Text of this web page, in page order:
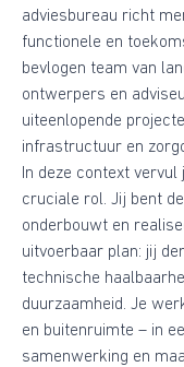
adviesbureau richt
functionele en
bevlogen team van
ontwerpers en
uiteenlopende
infrastructuur en
In deze context
cruciale rol. Jij bent
onderbouwt en
uitvoerbaar plan: jij
technische
duurzaamheid. Je
en buitenruimte – in
samenwerking en